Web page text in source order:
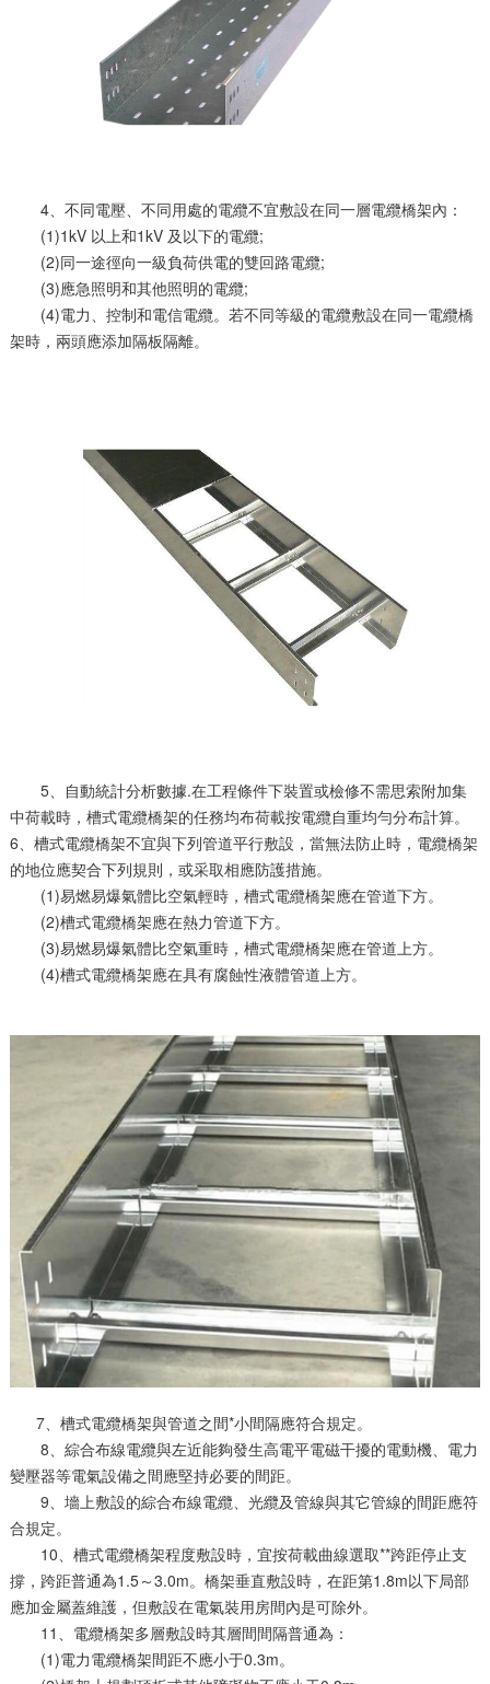
4、不同電壓、不同用處的電纜不宜敷設在同一層電纜橋架內：
(1)1kV 以上和1kV 及以下的電纜;
(2)同一途徑向一級負荷供電的雙回路電纜;
(3)應急照明和其他照明的電纜;
(4)電力、控制和電信電纜。若不同等級的電纜敷設在同一電纜橋
架時，兩頭應添加隔板隔離。
5、自動統計分析數據.在工程條件下裝置或檢修不需思索附加集
中荷載時，槽式電纜橋架的任務均布荷載按電纜自重均勻分布計算。
6、槽式電纜橋架不宜與下列管道平行敷設，當無法防止時，電纜橋架
的地位應契合下列規則，或采取相應防護措施。
(1)易燃易爆氣體比空氣輕時，槽式電纜橋架應在管道下方。
(2)槽式電纜橋架應在熱力管道下方。
(3)易燃易爆氣體比空氣重時，槽式電纜橋架應在管道上方。
(4)槽式電纜橋架應在具有腐蝕性液體管道上方。
7、槽式電纜橋架與管道之間*小間隔應符合規定。
8、綜合布線電纜與左近能夠發生高電平電磁干擾的電動機、電力
變壓器等電氣設備之間應堅持必要的間距。
9、墻上敷設的綜合布線電纜、光纜及管線與其它管線的間距應符
合規定。
10、槽式電纜橋架程度敷設時，宜按荷載曲線選取**跨距停止支
撐，跨距普通為1.5～3.0m。橋架垂直敷設時，在距第1.8m以下局部
應加金屬蓋維護，但敷設在電氣裝用房間內是可除外。
11、電纜橋架多層敷設時其層間間隔普通為：
(1)電力電纜橋架間距不應小于0.3m。